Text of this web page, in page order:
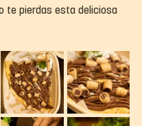
te pierdas esta deliciosa